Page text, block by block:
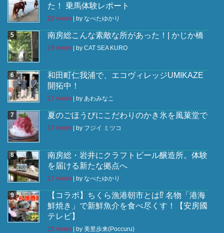
た！ 乗馬体験レポート
22 views | by なべたゆかり
南房総こんな素敵な所があった！| かじか橋
19 views | by CAT SEA KURO
和田町仁我浦で、エコヴィレッジUMIKAZE
開拓中！
17 views | by あわみなこ
夏のごほうびにこだわりのかき氷を風菓堂で
17 views | by フジイ ミツコ
南房総・岩井にクラフトビール醸造所。体験
を届ける新たな拠点へ
17 views | by なべたゆかり
【コラボ】ちくら漁港朝市とは⁉︎ 名物「港海
鮮焼き」で新鮮魚介を食べ尽くす！【安房國
テレビ】
16 views | by 美里歩来(Poccuru)